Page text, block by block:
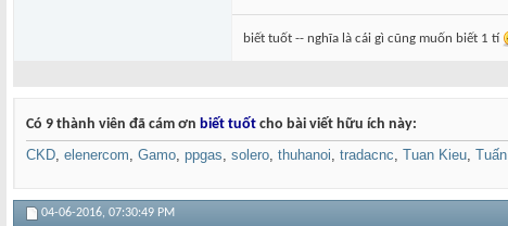
biết tuốt -- nghĩa là cái gì cũng muốn biết 1 tí
Có 9 thành viên đã cám ơn biết tuốt cho bài viết hữu ích này:
CKD, elenercom, Gamo, ppgas, solero, thuhanoi, tradacnc, Tuan Kieu, Tuấn
04-06-2016, 07:30:49 PM